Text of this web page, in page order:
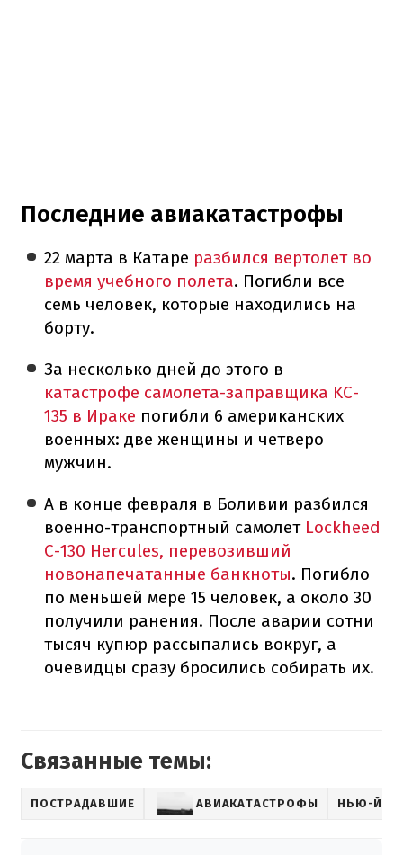
Последние авиакатастрофы
22 марта в Катаре разбился вертолет во
время учебного полета. Погибли все
семь человек, которые находились на
борту.
За несколько дней до этого в
катастрофе самолета-заправщика KC-
135 в Ираке погибли 6 американских
военных: две женщины и четверо
мужчин.
А в конце февраля в Боливии разбился
военно-транспортный самолет Lockheed
C-130 Hercules, перевозивший
новонапечатанные банкноты. Погибло
по меньшей мере 15 человек, а около 30
получили ранения. После аварии сотни
тысяч купюр рассыпались вокруг, а
очевидцы сразу бросились собирать их.
Связанные темы:
ПОСТРАДАВШИЕ АВИАКАТАСТРОФЫ НЬЮ-